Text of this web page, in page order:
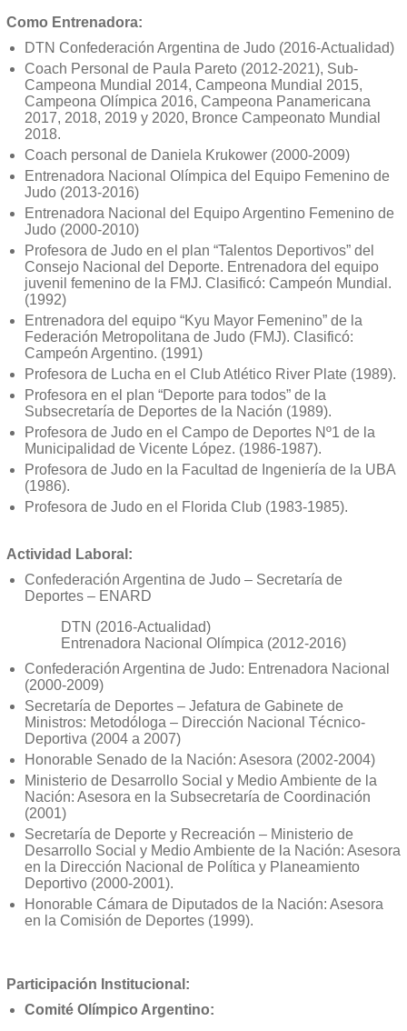
Como Entrenadora:
DTN Confederación Argentina de Judo (2016-Actualidad)
Coach Personal de Paula Pareto (2012-2021), Sub-
Campeona Mundial 2014, Campeona Mundial 2015,
Campeona Olímpica 2016, Campeona Panamericana
2017, 2018, 2019 y 2020, Bronce Campeonato Mundial
2018.
Coach personal de Daniela Krukower (2000-2009)
Entrenadora Nacional Olímpica del Equipo Femenino de
Judo (2013-2016)
Entrenadora Nacional del Equipo Argentino Femenino de
Judo (2000-2010)
Profesora de Judo en el plan “Talentos Deportivos” del
Consejo Nacional del Deporte. Entrenadora del equipo
juvenil femenino de la FMJ. Clasificó: Campeón Mundial.
(1992)
Entrenadora del equipo “Kyu Mayor Femenino” de la
Federación Metropolitana de Judo (FMJ). Clasificó:
Campeón Argentino. (1991)
Profesora de Lucha en el Club Atlético River Plate (1989).
Profesora en el plan “Deporte para todos” de la
Subsecretaría de Deportes de la Nación (1989).
Profesora de Judo en el Campo de Deportes Nº1 de la
Municipalidad de Vicente López. (1986-1987).
Profesora de Judo en la Facultad de Ingeniería de la UBA
(1986).
Profesora de Judo en el Florida Club (1983-1985).
Actividad Laboral:
Confederación Argentina de Judo – Secretaría de
Deportes – ENARD
DTN (2016-Actualidad)
Entrenadora Nacional Olímpica (2012-2016)
Confederación Argentina de Judo: Entrenadora Nacional
(2000-2009)
Secretaría de Deportes – Jefatura de Gabinete de
Ministros: Metodóloga – Dirección Nacional Técnico-
Deportiva (2004 a 2007)
Honorable Senado de la Nación: Asesora (2002-2004)
Ministerio de Desarrollo Social y Medio Ambiente de la
Nación: Asesora en la Subsecretaría de Coordinación
(2001)
Secretaría de Deporte y Recreación – Ministerio de
Desarrollo Social y Medio Ambiente de la Nación: Asesora
en la Dirección Nacional de Política y Planeamiento
Deportivo (2000-2001).
Honorable Cámara de Diputados de la Nación: Asesora
en la Comisión de Deportes (1999).
Participación Institucional:
Comité Olímpico Argentino: